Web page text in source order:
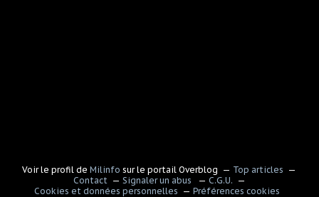
Voir le profil deMilinfo sur le portail Overblog
Top articles
Contact
Signaler un abus
C.G.U.
Cookies et données personnelles
Préférences cookies